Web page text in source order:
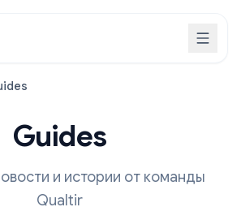
Guides
и истории от команды
Qualtir